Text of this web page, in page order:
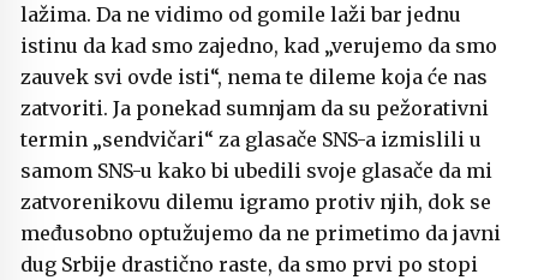
lažima. Da ne vidimo od gomile laži bar jednu
istinu da kad smo zajedno, kad „verujemo da smo
zauvek svi ovde isti“, nema te dileme koja će nas
zatvoriti. Ja ponekad sumnjam da su pežorativni
termin „sendvičari“ za glasače SNS-a izmislili u
samom SNS-u kako bi ubedili svoje glasače da mi
zatvorenikovu dilemu igramo protiv njih, dok se
međusobno optužujemo da ne primetimo da javni
dug Srbije drastično raste, da smo prvi po stopi